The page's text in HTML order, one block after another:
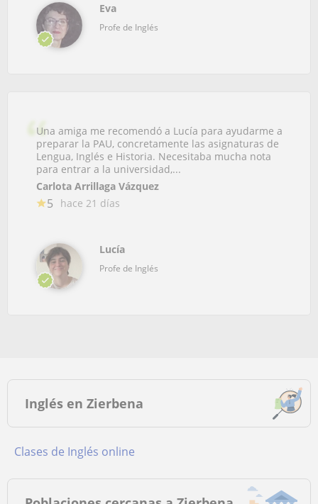
Eva
Profe de Inglés
Una amiga me recomendó a Lucía para ayudarme a
preparar la PAU, concretamente las asignaturas de
Lengua, Inglés e Historia. Necesitaba mucha nota
para entrar a la universidad,...
Carlota Arrillaga Vázquez
5 hace 21 días
Lucía
Profe de Inglés
Inglés en Zierbena
Clases de Inglés online